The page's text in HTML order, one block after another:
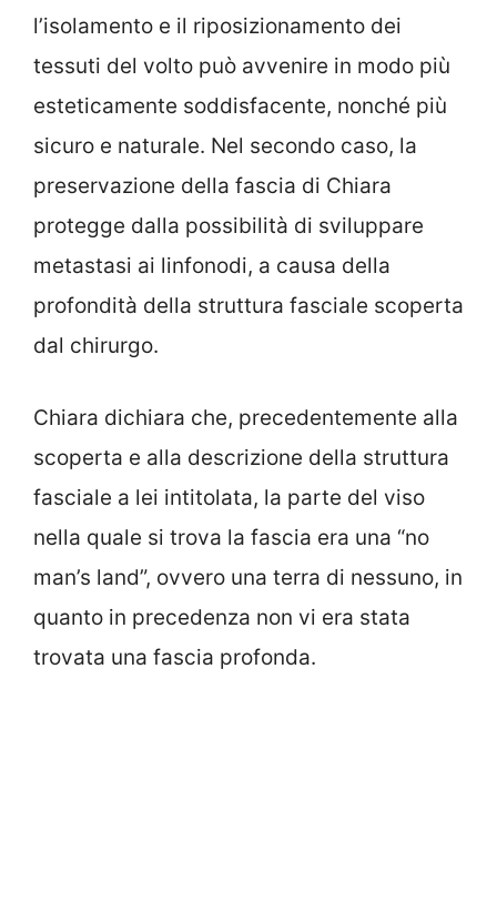
l’isolamento e il riposizionamento dei
tessuti del volto può avvenire in modo più
esteticamente soddisfacente, nonché più
sicuro e naturale. Nel secondo caso, la
preservazione della fascia di Chiara
protegge dalla possibilità di sviluppare
metastasi ai linfonodi, a causa della
profondità della struttura fasciale scoperta
dal chirurgo.
Chiara dichiara che, precedentemente alla
scoperta e alla descrizione della struttura
fasciale a lei intitolata, la parte del viso
nella quale si trova la fascia era una “no
man’s land”, ovvero una terra di nessuno, in
quanto in precedenza non vi era stata
trovata una fascia profonda.